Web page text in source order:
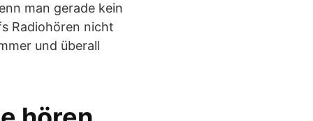
man gerade kein
Radiohören nicht
und überall